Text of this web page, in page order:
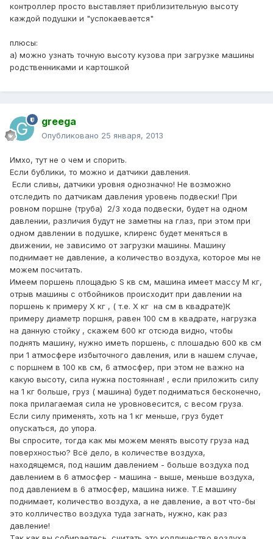
контроллер просто выставляет приблизительную высоту
каждой подушки и "успокаевается"
плюсы:
а) можно узнать точную высоту кузова при загрузке машины
родственниками и картошкой
greega
Опубликовано 25 января, 2013
Имхо, тут не о чем и спорить.
Если бублики, то можно и датчики давления.
Если сливы, датчики уровня однозначно! Не возможно
отследить по датчикам давления уровень подвески! При
ровном поршне (труба) 2/3 хода подвески, будет на одном
давлении, различия будут не заметны на глаз, при этом при
одном давлении в подушке, клиренс будет меняться в
движении, не зависимо от загрузки машины. Машину
поднимает не давление, а количество воздуха, которое мы не
можем посчитать.
Имеем поршень площадью S кв см, машина имеет массу М кг,
отрыв машины с отбойников происходит при давлении на
поршень к примеру Х кг , ( т.е. Х кг на см в квадрате)К
примеру диаметр поршня, равен 100 см в квадрате, нагрузка
на данную стойку , скажем 600 кг отсюда видно, чтобы
поднять машину, нужно иметь поршень, с плошадью 600 кв см
при 1 атмосфере избыточного давления, или в нашем случае,
с поршнем в 100 кв см, 6 атмосфер, при этом не важно на
какую высоту, сила нужна постоянная! , если приложить силу
на 1 кг больше, груз ( машина) будет подниматься бесконечно,
пока прилагаемая сила не уровновесится, с весом груза.
Если силу применять, хоть на 1 кг меньше, груз будет
опускаться, до упора.
Вы спросите, тогда как мы можем менять высоту груза над
поверхностью? Всё дело, в количестве воздуха,
находящемся, под нашим давлением - больше воздуха под
давлением в 6 атмосфер - машина - выше, меньше воздуха,
под давлением в 6 атмосфер, машина ниже. Т.Е машину
поднимает, количество воздуха, а не давление, а вот что-бы
это колличество воздуха туда загнать, нужно, как раз
давление!